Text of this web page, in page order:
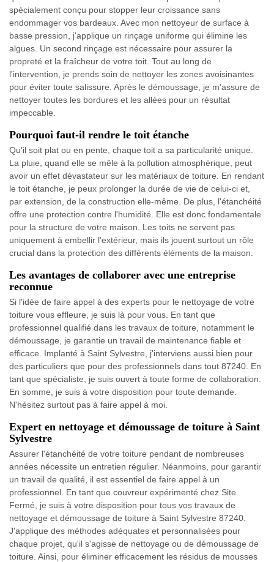
spécialement conçu pour stopper leur croissance sans
endommager vos bardeaux. Avec mon nettoyeur de surface à
basse pression, j'applique un rinçage uniforme qui élimine les
algues. Un second rinçage est nécessaire pour assurer la
propreté et la fraîcheur de votre toit. Tout au long de
l'intervention, je prends soin de nettoyer les zones avoisinantes
pour éviter toute salissure. Après le démoussage, je m'assure de
nettoyer toutes les bordures et les allées pour un résultat
impeccable.
Pourquoi faut-il rendre le toit étanche
Qu'il soit plat ou en pente, chaque toit a sa particularité unique.
La pluie, quand elle se mêle à la pollution atmosphérique, peut
avoir un effet dévastateur sur les matériaux de toiture. En rendant
le toit étanche, je peux prolonger la durée de vie de celui-ci et,
par extension, de la construction elle-même. De plus, l'étanchéité
offre une protection contre l'humidité. Elle est donc fondamentale
pour la structure de votre maison. Les toits ne servent pas
uniquement à embellir l'extérieur, mais ils jouent surtout un rôle
crucial dans la protection des différents éléments de la maison.
Les avantages de collaborer avec une entreprise
reconnue
Si l'idée de faire appel à des experts pour le nettoyage de votre
toiture vous effleure, je suis là pour vous. En tant que
professionnel qualifié dans les travaux de toiture, notamment le
démoussage, je garantie un travail de maintenance fiable et
efficace. Implanté à Saint Sylvestre, j'interviens aussi bien pour
des particuliers que pour des professionnels dans tout 87240. En
tant que spécialiste, je suis ouvert à toute forme de collaboration.
En somme, je suis à votre disposition pour toute demande.
N'hésitez surtout pas à faire appel à moi.
Expert en nettoyage et démoussage de toiture à Saint
Sylvestre
Assurer l'étanchéité de votre toiture pendant de nombreuses
années nécessite un entretien régulier. Néanmoins, pour garantir
un travail de qualité, il est essentiel de faire appel à un
professionnel. En tant que couvreur expérimenté chez Site
Fermé, je suis à votre disposition pour tous vos travaux de
nettoyage et démoussage de toiture à Saint Sylvestre 87240.
J'applique des méthodes adéquates et personnalisées pour
chaque projet, qu'il s'agisse de nettoyage ou de démoussage de
toiture. Ainsi, pour éliminer efficacement les résidus de mousses